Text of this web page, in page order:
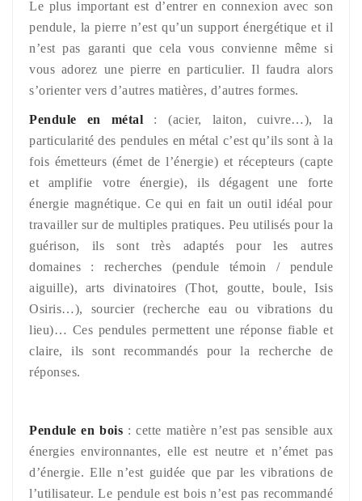
Le plus important est d’entrer en connexion avec son
pendule, la pierre n’est qu’un support énergétique et il
n’est pas garanti que cela vous convienne même si
vous adorez une pierre en particulier. Il faudra alors
s’orienter vers d’autres matières, d’autres formes.
Pendule en métal : (acier, laiton, cuivre…), la
particularité des pendules en métal c’est qu’ils sont à la
fois émetteurs (émet de l’énergie) et récepteurs (capte
et amplifie votre énergie), ils dégagent une forte
énergie magnétique. Ce qui en fait un outil idéal pour
travailler sur de multiples pratiques. Peu utilisés pour la
guérison, ils sont très adaptés pour les autres
domaines : recherches (pendule témoin / pendule
aiguille), arts divinatoires (Thot, goutte, boule, Isis
Osiris…), sourcier (recherche eau ou vibrations du
lieu)… Ces pendules permettent une réponse fiable et
claire, ils sont recommandés pour la recherche de
réponses.
Pendule en bois : cette matière n’est pas sensible aux
énergies environnantes, elle est neutre et n’émet pas
d’énergie. Elle n’est guidée que par les vibrations de
l’utilisateur. Le pendule est bois n’est pas recommandé